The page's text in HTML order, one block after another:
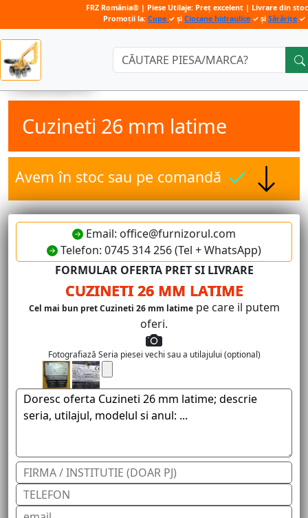
Căutare:
Cuzineti 26 mm latime
Avem în stoc sau pe comandă
Email: office@furnizorul.com
Telefon: 0745 314 256 (Tel + WhatsApp)
FORMULAR OFERTA PRET SI LIVRARE
CUZINETI 26 MM LATIME
Cel mai bun pret Cuzineti 26 mm latimepe care il putem
oferi.
Fotografiază Seria piesei vechi sau a utilajului (optional)
FRZ România® | Piese Utilaje: Preț excelent | Livrare din
Promoții la: Cupe ✓ și Ciocane hidraulice ✓ și Sărărițe ✓